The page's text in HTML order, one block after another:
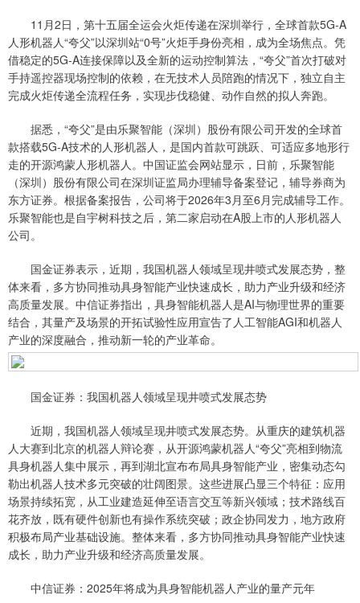
11月2日，第十五届全运会火炬传递在深圳举行，全球首款5G-A
人形机器人“夸父”以深圳站“0号”火炬手身份亮相，成为全场焦点。凭
借稳定的5G-A连接保障以及全新的运动控制算法，“夸父”首次打破对
手持遥控器现场控制的依赖，在无技术人员陪跑的情况下，独立自主
完成火炬传递全流程任务，实现步伐稳健、动作自然的拟人奔跑。
据悉，“夸父”是由乐聚智能（深圳）股份有限公司开发的全球首
款搭载5G-A技术的人形机器人，是国内首款可跳跃、可适应多地形行
走的开源鸿蒙人形机器人。中国证监会网站显示，日前，乐聚智能
（深圳）股份有限公司在深圳证监局办理辅导备案登记，辅导券商为
东方证券。根据备案报告，公司将于2026年3月至6月完成辅导工作。
乐聚智能也是自宇树科技之后，第二家启动在A股上市的人形机器人
公司。
国金证券表示，近期，我国机器人领域呈现井喷式发展态势，整
体来看，多方协同推动具身智能产业快速成长，助力产业升级和经济
高质量发展。中信证券指出，具身智能机器人是AI与物理世界的重要
结合，其量产及场景的开拓试验性应用宣告了人工智能AGI和机器人
产业的深度融合，推动新一轮的产业革命。
国金证券：我国机器人领域呈现井喷式发展态势
近期，我国机器人领域呈现井喷式发展态势。从重庆的建筑机器
人大赛到北京的机器人辩论赛，从开源鸿蒙机器人“夸父”亮相到物流
具身机器人集中展示，再到湖北宣布布局具身智能产业，密集动态勾
勒出机器人技术多元突破的壮阔图景。这些进展凸显三个特征：应用
场景持续拓宽，从工业建造延伸至语言交互等新兴领域；技术路线百
花齐放，既有硬件创新也有操作系统突破；政企协同发力，地方政府
积极布局产业基础设施。整体来看，多方协同推动具身智能产业快速
成长，助力产业升级和经济高质量发展。
中信证券：2025年将成为具身智能机器人产业的量产元年